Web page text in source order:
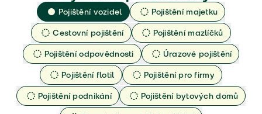
Pojištění vozidel
Pojištění majetku
Cestovní pojištění
Pojištění mazlíčků
Pojištění odpovědnosti
Úrazové pojištění
Pojištění flotil
Pojištění pro firmy
Pojištění podnikání
Pojištění bytových domů